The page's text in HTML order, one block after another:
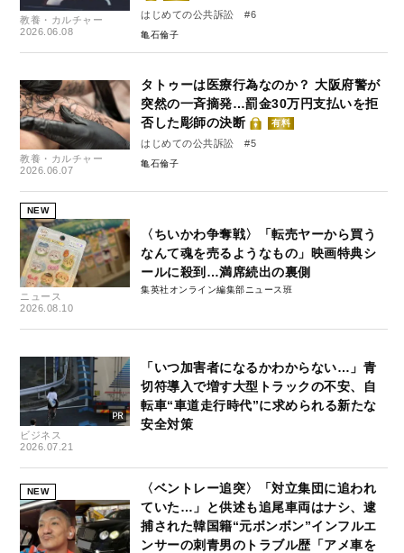
教養・カルチャー
2026.06.08
はじめての公共訴訟 #6
亀石倫子
教養・カルチャー
2026.06.07
タトゥーは医療行為なのか？ 大阪府警が
突然の一斉摘発…罰金30万円支払いを拒
否した彫師の決断
有料
はじめての公共訴訟 #5
亀石倫子
NEW
ニュース
2026.08.10
〈ちいかわ争奪戦〉「転売ヤーから買う
なんて魂を売るようなもの」映画特典シ
ールに殺到…満席続出の裏側
集英社オンライン編集部ニュース班
ビジネス
2026.07.21
「いつ加害者になるかわからない…」青
切符導入で増す大型トラックの不安、自
転車“車道走行時代”に求められる新たな
安全対策
NEW
〈ベントレー追突〉「対立集団に追われ
ていた…」と供述も追尾車両はナシ、逮
捕された韓国籍“元ボンボン”インフルエ
ンサーの刺青男のトラブル歴「アメ車を